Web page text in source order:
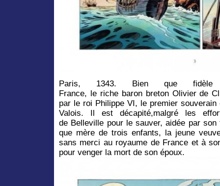
Paris, 1343. Bien que
France, le riche baron breton Olivier de
par le roi Philippe VI, le premier
Valois. Il est décapité,malgré les
de Belleville pour le sauver, aidée par
que mère de trois enfants, la jeune
sans merci au royaume de France et à
pour venger la mort de son époux.